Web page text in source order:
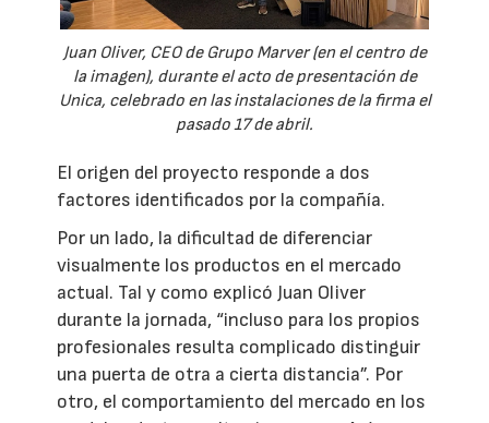
Juan Oliver, CEO de Grupo Marver (en el centro de
la imagen), durante el acto de presentación de
Unica, celebrado en las instalaciones de la firma el
pasado 17 de abril.
El origen del proyecto responde a dos
factores identificados por la compañía.
Por un lado, la dificultad de diferenciar
visualmente los productos en el mercado
actual. Tal y como explicó Juan Oliver
durante la jornada, “incluso para los propios
profesionales resulta complicado distinguir
una puerta de otra a cierta distancia”. Por
otro, el comportamiento del mercado en los